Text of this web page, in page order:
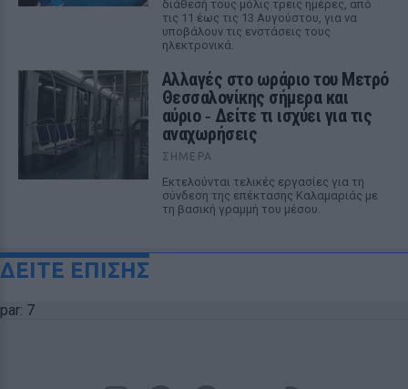
διάθεσή τους μόλις τρεις ημέρες, από
τις 11 έως τις 13 Αυγούστου, για να
υποβάλουν τις ενστάσεις τους
ηλεκτρονικά.
Αλλαγές στο ωράριο του Μετρό
Θεσσαλονίκης σήμερα και
αύριο ‑ Δείτε τι ισχύει για τις
αναχωρήσεις
ΣΉΜΕΡΑ
Εκτελούνται τελικές εργασίες για τη
σύνδεση της επέκτασης Καλαμαριάς με
τη βασική γραμμή του μέσου.
ΔΕΙΤΕ ΕΠΙΣΗΣ
par: 7